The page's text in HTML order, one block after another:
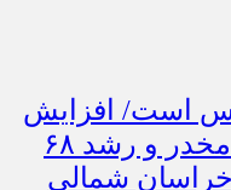
است/ افزایش
۴۳ درصدی کشفیات مواد مخدر و رشد ۶۸
شمالی